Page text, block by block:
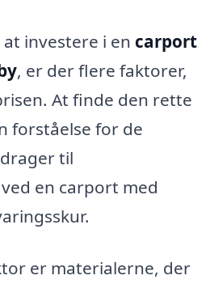
investere i en carport
, er der flere faktorer,
At finde den rette
forståelse for de
til
en carport med
er materialerne, der